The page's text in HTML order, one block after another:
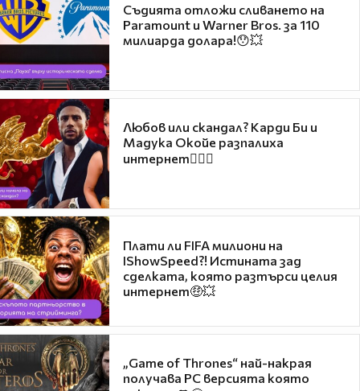
Съдията отложи сливането на
Paramount и Warner Bros. за 110
милиарда долара!😯💥
Любов или скандал? Карди Би и
Мадука Окойе разпалиха
интернет❤️‍🔥🔥
Плати ли FIFA милиони на
IShowSpeed?! Истината зад
сделката, която разтърси целия
интернет🤑💥
„Game of Thrones“ най-накрая
получава PC версията която